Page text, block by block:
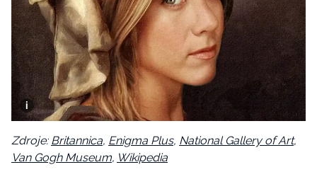
Zdroje: Britannica, Enigma Plus, National Gallery of Art,
Van Gogh Museum, Wikipedia